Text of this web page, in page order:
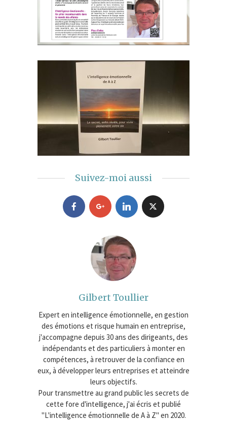
Suivez-moi aussi
Gilbert Toullier
Expert en intelligence émotionnelle, en gestion
des émotions et risque humain en entreprise,
j'accompagne depuis 30 ans des dirigeants, des
indépendants et des particuliers à monter en
compétences, à retrouver de la confiance en
eux, à développer leurs entreprises et atteindre
leurs objectifs.
Pour transmettre au grand public les secrets de
cette fore d'intelligence, j'ai écris et publié
"L'intelligence émotionnelle de A à Z" en 2020.